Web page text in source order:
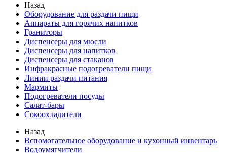
Назад
Оборудование для раздачи пищи
Аппараты для горячих напитков
Граниторы
Диспенсеры для мюсли
Диспенсеры для напитков
Диспенсеры для стаканов
Инфракрасные подогреватели пищи
Линии раздачи питания
Мармиты
Подогреватели посуды
Салат-бары
Сокоохладители
Назад
Вспомогательное оборудование и кухонный инвентарь
Водоумягчители